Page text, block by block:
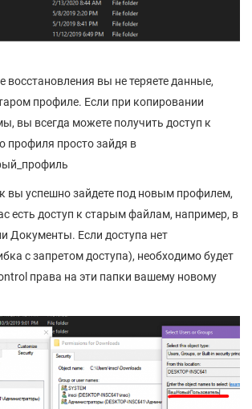
восстановления вы не теряете данные,
профиле. Если при копировании
вы всегда можете получить доступ к
профиля просто зайдя в
вы успешно зайдете под новым профилем,
есть доступ к старым файлам, например, в
Документы. Если доступа нет
с запретом доступа), необходимо будет
права на эти папки вашему новому